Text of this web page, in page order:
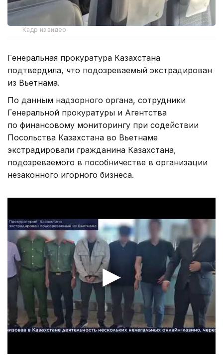
Кадр из видео
Генеральная прокуратура Казахстана
подтвердила, что подозреваемый экстрадирован
из Вьетнама.
По данным надзорного органа, сотрудники
Генеральной прокуратуры и Агентства
по финансовому мониторингу при содействии
Посольства Казахстана во Вьетнаме
экстрадировали гражданина Казахстана,
подозреваемого в пособничестве в организации
незаконного игорного бизнеса.